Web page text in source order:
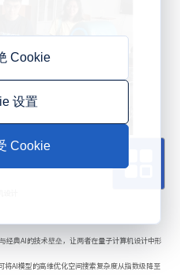
计
经典AI的技术壁垒，让两者在量子计算机设计中形
AI模型的高维优化空间搜索复杂度从指数级降至
Cookie
设置
Cookie